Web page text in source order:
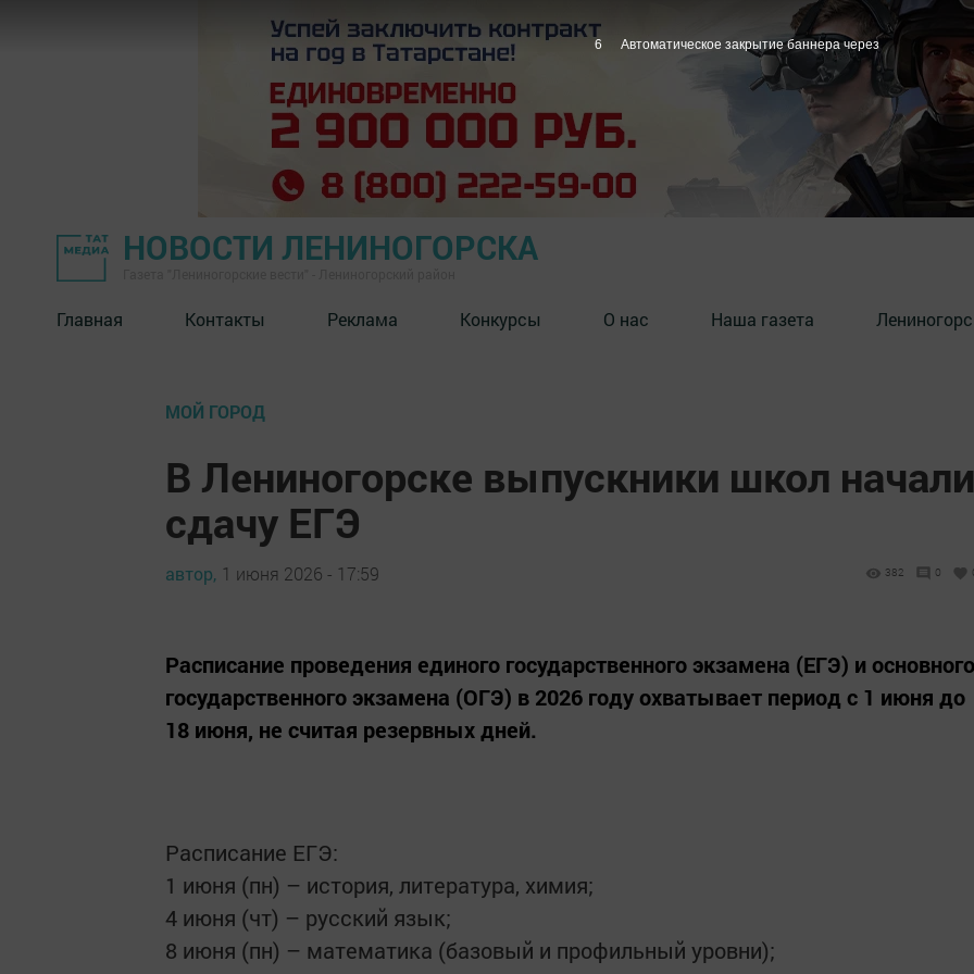
НОВОСТИ ЛЕНИНОГОРСКА
Главная Контакты Реклама Конкурсы О нас Наша газета
МОЙ ГОРОД
В Лениногорске выпускники школ начали
сдачу ЕГЭ
автор, 1 июня 2026 - 17:59 382 0
Расписание проведения единого государственного экзамена (ЕГЭ) и основного
государственного экзамена (ОГЭ) в 2026 году охватывает период с 1 июня до
18 июня, не считая резервных дней.
Расписание ЕГЭ:
1 июня (пн) – история, литература, химия;
4 июня (чт) – русский язык;
8 июня (пн) – математика (базовый и профильный уровни);
5 Автоматическое закрытие баннера через